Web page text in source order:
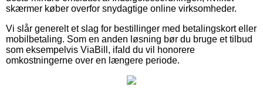
skærmer køber overfor snydagtige online virksomheder.
Vi slår generelt et slag for bestillinger med betalingskort eller
mobilbetaling. Som en anden løsning bør du bruge et tilbud
som eksempelvis ViaBill, ifald du vil honorere
omkostningerne over en længere periode.